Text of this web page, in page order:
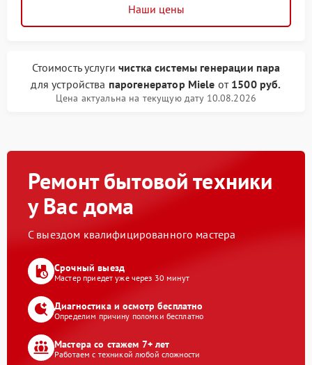
Наши цены
Стоимость услугичистка системы генерации пара
для устройства парогенератор Miele от 1500 руб.
Цена актуальна на текущую дату 10.08.2026
Ремонт бытовой техники
у Вас дома
С выездом квалифицированного мастера
Срочный выезд
Мастер приедет уже через 30 минут
Диагностика и осмотр бесплатно
Определим причину поломки бесплатно
Мастера со стажем 7+ лет
Работаем с техникой любой сложности